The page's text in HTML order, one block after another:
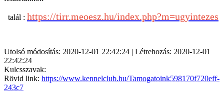
talál : https://tirr.meoesz.hu/index.php?m=ugyintezes
Utolsó módosítás: 2020-12-01 22:42:24 | Létrehozás: 2020-12-01
22:42:24
Kulcsszavak:
Rövid link: https://www.kennelclub.hu/Tamogatoink598170f720eff-
243c7